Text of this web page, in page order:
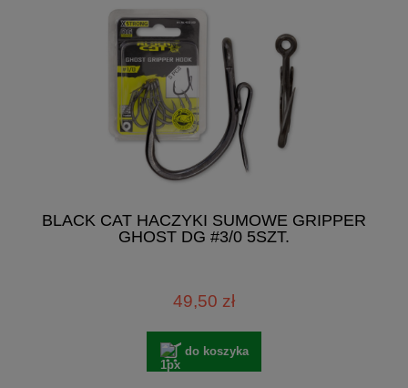
BLACK CAT HACZYKI SUMOWE GRIPPER
GHOST DG #3/0 5SZT.
49,50 zł
do koszyka